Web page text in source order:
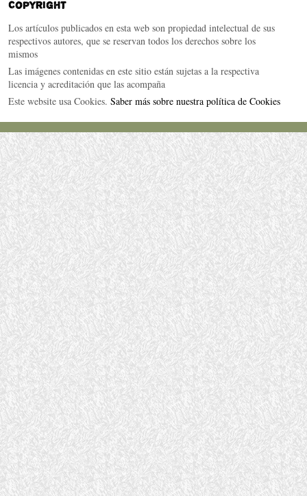
Copyright
Los artículos publicados en esta web son propiedad intelectual de sus
respectivos autores, que se reservan todos los derechos sobre los
mismos
Las imágenes contenidas en este sitio están sujetas a la respectiva
licencia y acreditación que las acompaña
Este website usa Cookies. Saber más sobre nuestra política de Cookies